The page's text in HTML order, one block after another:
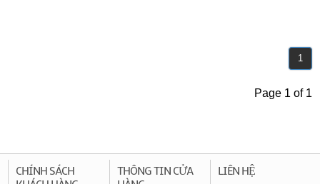
1
Page 1 of 1
CHÍNH SÁCH
THÔNG TIN CỬA
LIÊN HỆ